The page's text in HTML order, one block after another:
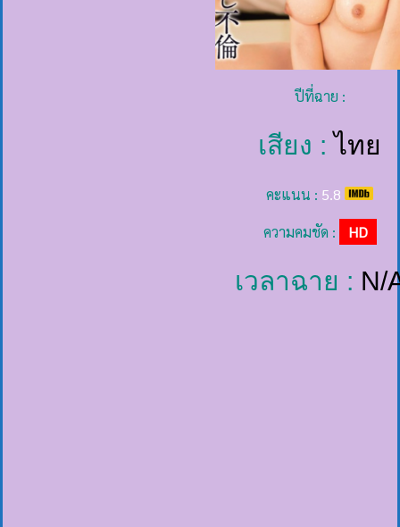
ปีที่ฉาย :
เสียง :ไทย
คะแนน : 5.8
ความคมชัด :
HD
เวลาฉาย : N/